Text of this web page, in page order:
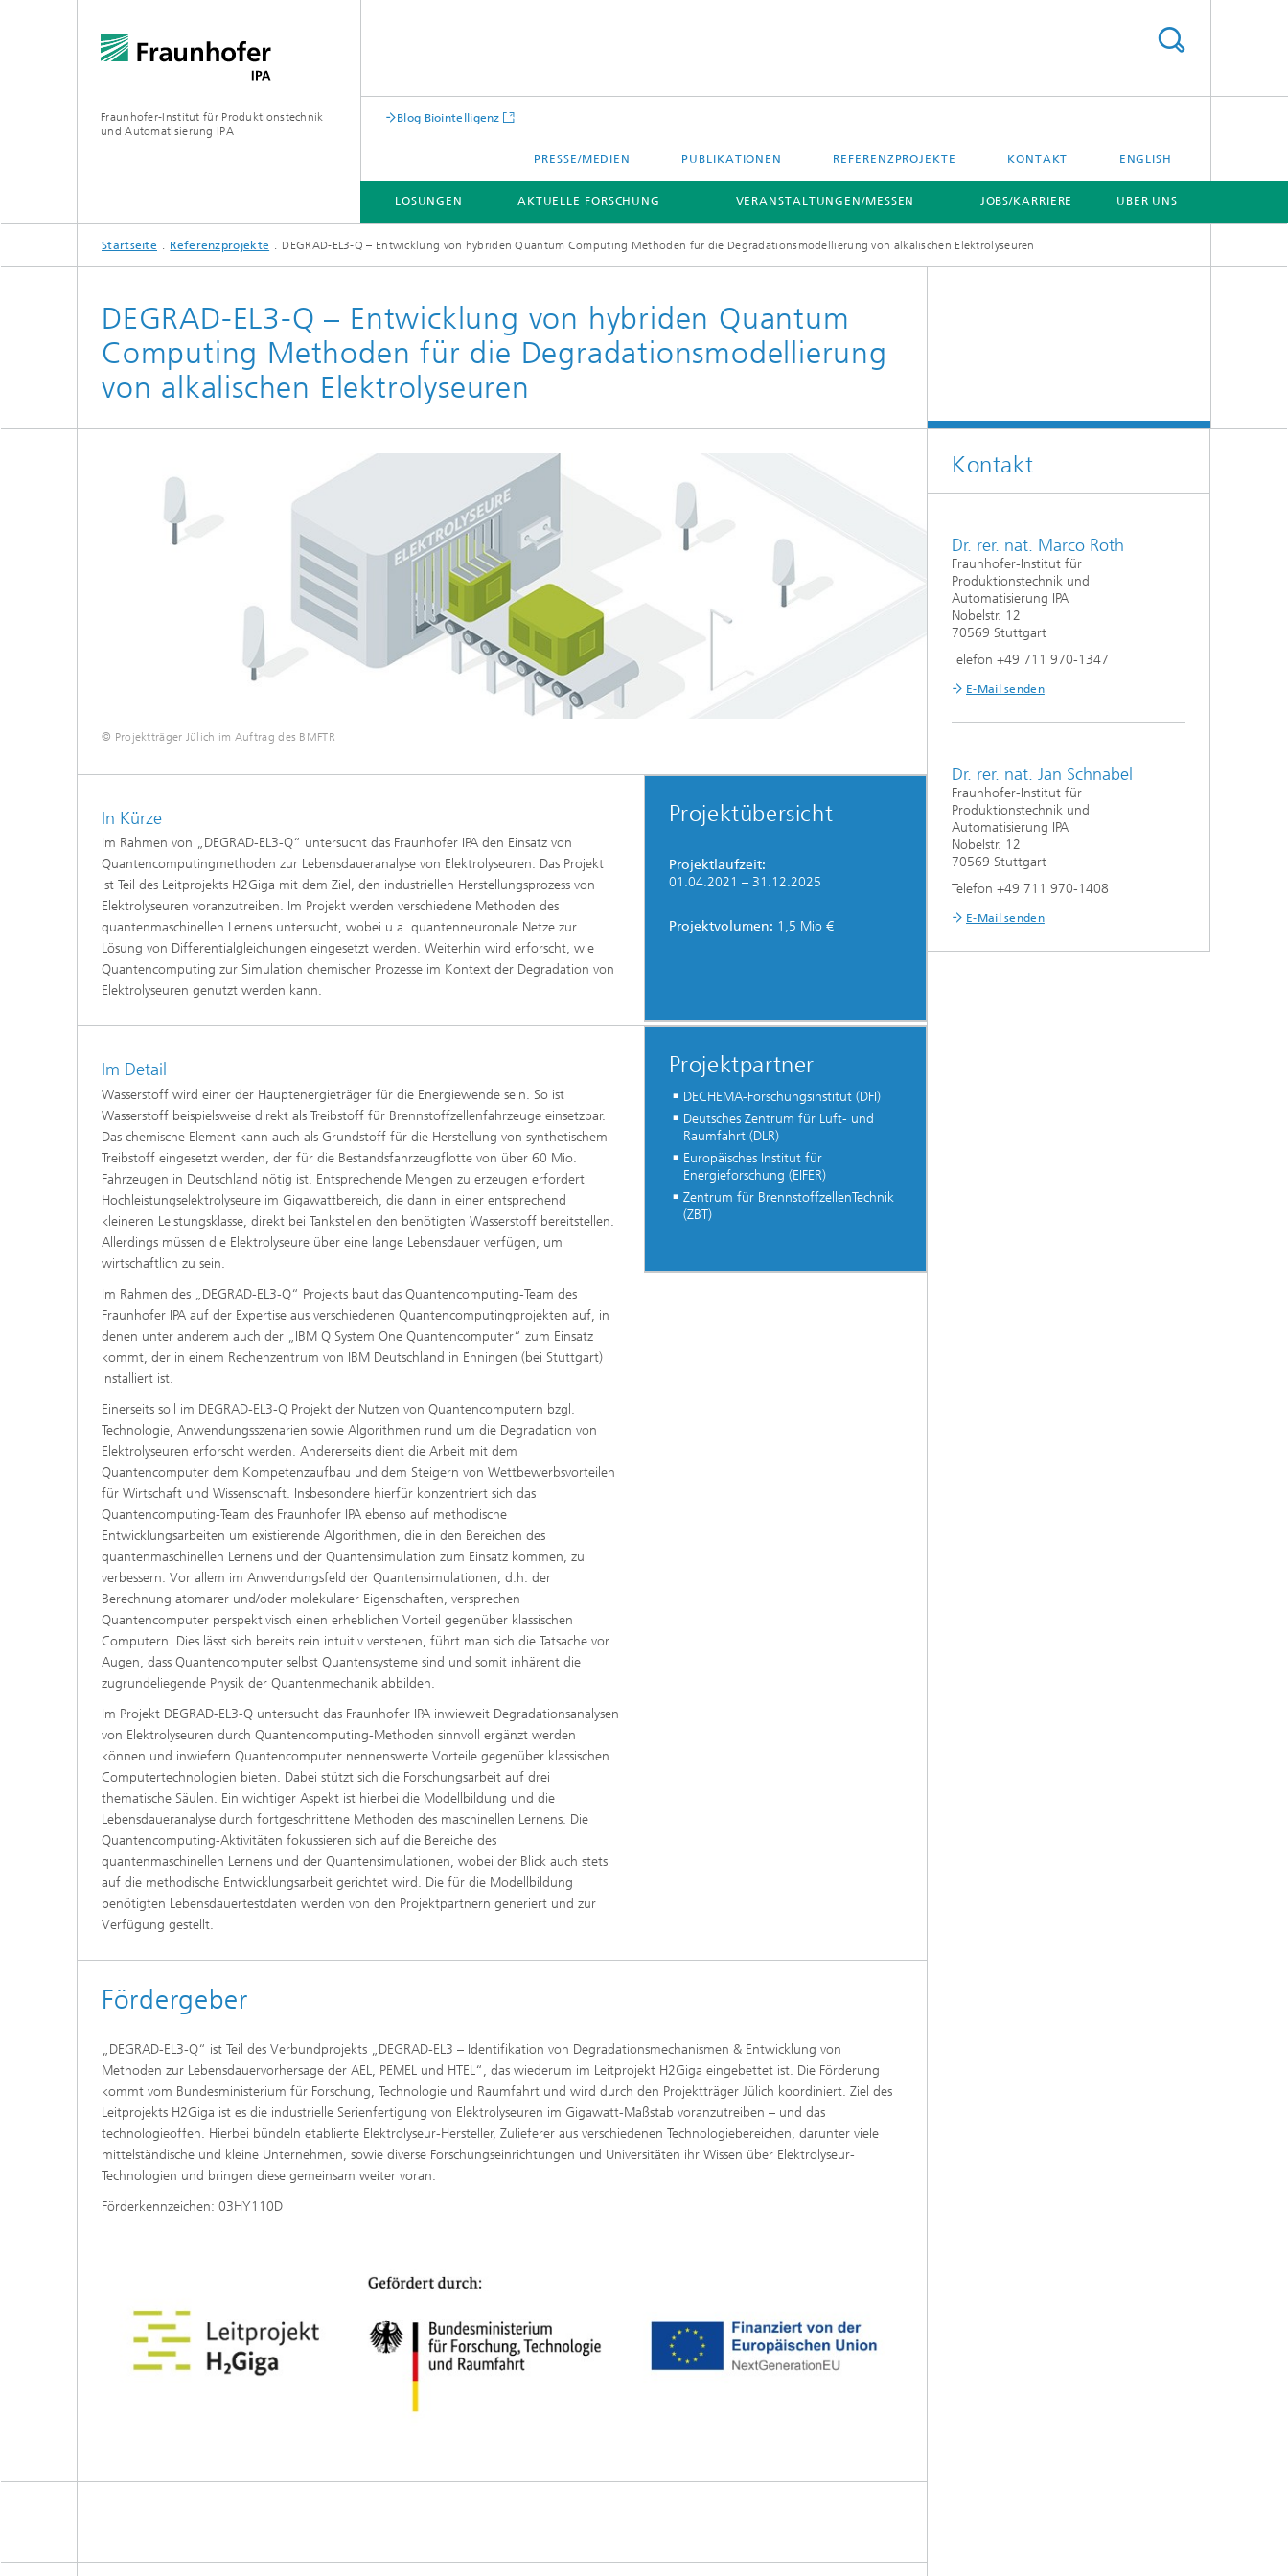
Fraunhofer-Institut für Produktionstechnik
und Automatisierung IPA
Blog Biointelligenz
PRESSE/MEDIEN PUBLIKATIONEN REFERENZPROJEKTE KONTAKT ENGLISH
LÖSUNGEN AKTUELLE FORSCHUNG VERANSTALTUNGEN/MESSEN JOBS/KARRIERE ÜBER UNS
Startseite Referenzprojekte DEGRAD-EL3-Q – Entwicklung von hybriden Quantum Computing Methoden für die Degradationsmodellierung von alkalischen Elektrolyseuren
DEGRAD-EL3-Q – Entwicklung von hybriden Quantum
Computing Methoden für die Degradationsmodellierung
von alkalischen Elektrolyseuren
© Projektträger Jülich im Auftrag des BMFTR
In Kürze
Im Rahmen von „DEGRAD-EL3-Q“ untersucht das Fraunhofer IPA den Einsatz von
Quantencomputingmethoden zur Lebensdaueranalyse von Elektrolyseuren. Das Projekt
ist Teil des Leitprojekts H2Giga mit dem Ziel, den industriellen Herstellungsprozess von
Elektrolyseuren voranzutreiben. Im Projekt werden verschiedene Methoden des
quantenmaschinellen Lernens untersucht, wobei u.a. quantenneuronale Netze zur
Lösung von Differentialgleichungen eingesetzt werden. Weiterhin wird erforscht, wie
Quantencomputing zur Simulation chemischer Prozesse im Kontext der Degradation von
Elektrolyseuren genutzt werden kann.
Projektübersicht
Projektlaufzeit:
01.04.2021 – 31.12.2025
Projektvolumen: 1,5 Mio €
Im Detail
Wasserstoff wird einer der Hauptenergieträger für die Energiewende sein. So ist
Wasserstoff beispielsweise direkt als Treibstoff für Brennstoffzellenfahrzeuge einsetzbar.
Das chemische Element kann auch als Grundstoff für die Herstellung von synthetischem
Treibstoff eingesetzt werden, der für die Bestandsfahrzeugflotte von über 60 Mio.
Fahrzeugen in Deutschland nötig ist. Entsprechende Mengen zu erzeugen erfordert
Hochleistungselektrolyseure im Gigawattbereich, die dann in einer entsprechend
kleineren Leistungsklasse, direkt bei Tankstellen den benötigten Wasserstoff bereitstellen.
Allerdings müssen die Elektrolyseure über eine lange Lebensdauer verfügen, um
wirtschaftlich zu sein.
Im Rahmen des „DEGRAD-EL3-Q“ Projekts baut das Quantencomputing-Team des
Fraunhofer IPA auf der Expertise aus verschiedenen Quantencomputingprojekten auf, in
denen unter anderem auch der „IBM Q System One Quantencomputer“ zum Einsatz
kommt, der in einem Rechenzentrum von IBM Deutschland in Ehningen (bei Stuttgart)
installiert ist.
Einerseits soll im DEGRAD-EL3-Q Projekt der Nutzen von Quantencomputern bzgl.
Technologie, Anwendungsszenarien sowie Algorithmen rund um die Degradation von
Elektrolyseuren erforscht werden. Andererseits dient die Arbeit mit dem
Quantencomputer dem Kompetenzaufbau und dem Steigern von Wettbewerbsvorteilen
für Wirtschaft und Wissenschaft. Insbesondere hierfür konzentriert sich das
Quantencomputing-Team des Fraunhofer IPA ebenso auf methodische
Entwicklungsarbeiten um existierende Algorithmen, die in den Bereichen des
quantenmaschinellen Lernens und der Quantensimulation zum Einsatz kommen, zu
verbessern. Vor allem im Anwendungsfeld der Quantensimulationen, d.h. der
Berechnung atomarer und/oder molekularer Eigenschaften, versprechen
Quantencomputer perspektivisch einen erheblichen Vorteil gegenüber klassischen
Computern. Dies lässt sich bereits rein intuitiv verstehen, führt man sich die Tatsache vor
Augen, dass Quantencomputer selbst Quantensysteme sind und somit inhärent die
zugrundeliegende Physik der Quantenmechanik abbilden.
Im Projekt DEGRAD-EL3-Q untersucht das Fraunhofer IPA inwieweit Degradationsanalysen
von Elektrolyseuren durch Quantencomputing-Methoden sinnvoll ergänzt werden
können und inwiefern Quantencomputer nennenswerte Vorteile gegenüber klassischen
Computertechnologien bieten. Dabei stützt sich die Forschungsarbeit auf drei
thematische Säulen. Ein wichtiger Aspekt ist hierbei die Modellbildung und die
Lebensdaueranalyse durch fortgeschrittene Methoden des maschinellen Lernens. Die
Quantencomputing-Aktivitäten fokussieren sich auf die Bereiche des
quantenmaschinellen Lernens und der Quantensimulationen, wobei der Blick auch stets
auf die methodische Entwicklungsarbeit gerichtet wird. Die für die Modellbildung
benötigten Lebensdauertestdaten werden von den Projektpartnern generiert und zur
Verfügung gestellt.
Projektpartner
DECHEMA-Forschungsinstitut (DFI)
Deutsches Zentrum für Luft- und
Raumfahrt (DLR)
Europäisches Institut für
Energieforschung (EIFER)
Zentrum für BrennstoffzellenTechnik
(ZBT)
Fördergeber
„DEGRAD-EL3-Q“ ist Teil des Verbundprojekts „DEGRAD-EL3 – Identifikation von Degradationsmechanismen & Entwicklung von
Methoden zur Lebensdauervorhersage der AEL, PEMEL und HTEL“, das wiederum im Leitprojekt H2Giga eingebettet ist. Die Förderung
kommt vom Bundesministerium für Forschung, Technologie und Raumfahrt und wird durch den Projektträger Jülich koordiniert. Ziel des
Leitprojekts H2Giga ist es die industrielle Serienfertigung von Elektrolyseuren im Gigawatt-Maßstab voranzutreiben – und das
technologieoffen. Hierbei bündeln etablierte Elektrolyseur-Hersteller, Zulieferer aus verschiedenen Technologiebereichen, darunter viele
mittelständische und kleine Unternehmen, sowie diverse Forschungseinrichtungen und Universitäten ihr Wissen über Elektrolyseur-
Technologien und bringen diese gemeinsam weiter voran.
Förderkennzeichen: 03HY110D
Kontakt
Dr. rer. nat. Marco Roth
Fraunhofer-Institut für
Produktionstechnik und
Automatisierung IPA
Nobelstr. 12
70569 Stuttgart
Telefon +49 711 970-1347
E-Mail senden
Dr. rer. nat. Jan Schnabel
Fraunhofer-Institut für
Produktionstechnik und
Automatisierung IPA
Nobelstr. 12
70569 Stuttgart
Telefon +49 711 970-1408
E-Mail senden